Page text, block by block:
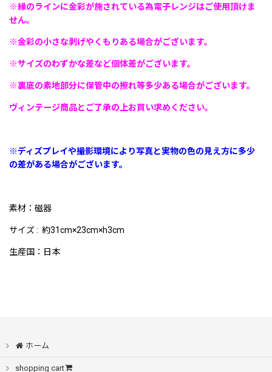
※縁のラインに金彩が施されている為電子レンジはご使用頂けま
せん。
※金彩の小さな剥げやくもりある場合がございます。
※サイズのわずかな差など個体差がございます。
※裏底の素地部分に保管中の擦れ等多少ある場合がございます。
ヴィンテージ商品とご了承の上お買い求めください。
※ディズプレイや撮影環境により写真と実物の色の見え方に多少
の差がある場合がございます。
素材：磁器
サイズ : 約31cm×23cm×h3cm
生産国：日本
ホーム
shopping cart